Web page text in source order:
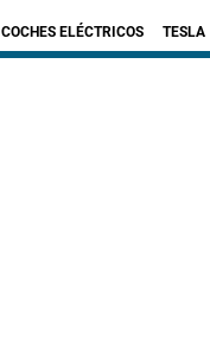
COCHES ELÉCTRICOS TESLA